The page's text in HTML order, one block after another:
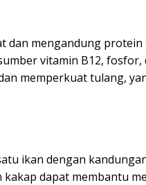
dan mengandung
vitamin B12, fosfor,
memperkuat tulang,
ikan dengan
dapat membantu